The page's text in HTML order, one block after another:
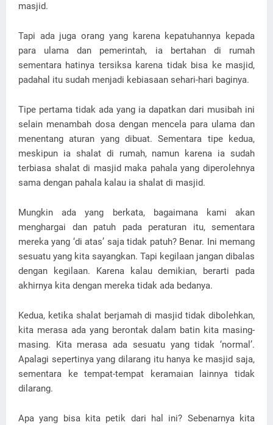
masjid.
Tapi ada juga orang yang karena kepatuhannya kepada
para ulama dan pemerintah, ia bertahan di rumah
sementara hatinya tersiksa karena tidak bisa ke masjid,
padahal itu sudah menjadi kebiasaan sehari-hari baginya.
Tipe pertama tidak ada yang ia dapatkan dari musibah ini
selain menambah dosa dengan mencela para ulama dan
menentang aturan yang dibuat. Sementara tipe kedua,
meskipun ia shalat di rumah, namun karena ia sudah
terbiasa shalat di masjid maka pahala yang diperolehnya
sama dengan pahala kalau ia shalat di masjid.
Mungkin ada yang berkata, bagaimana kami akan
menghargai dan patuh pada peraturan itu, sementara
mereka yang ‘di atas’ saja tidak patuh? Benar. Ini memang
sesuatu yang kita sayangkan. Tapi kegilaan jangan dibalas
dengan kegilaan. Karena kalau demikian, berarti pada
akhirnya kita dengan mereka tidak ada bedanya.
Kedua, ketika shalat berjamah di masjid tidak dibolehkan,
kita merasa ada yang berontak dalam batin kita masing-
masing. Kita merasa ada sesuatu yang tidak ‘normal’.
Apalagi sepertinya yang dilarang itu hanya ke masjid saja,
sementara ke tempat-tempat keramaian lainnya tidak
dilarang.
Apa yang bisa kita petik dari hal ini? Sebenarnya kita